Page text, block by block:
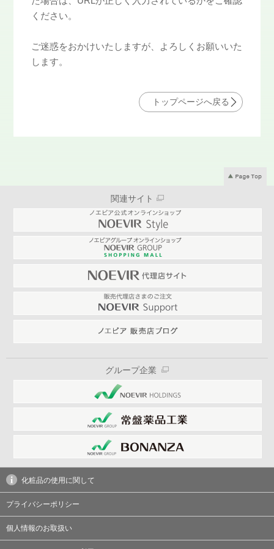
ください。
ご迷惑をおかけいたしますが、よろしくお願いいた
します。
トップページへ戻る
関連サイト
グループ企業
化粧品の使用に関して
プライバシーポリシー
個人情報のお取扱い